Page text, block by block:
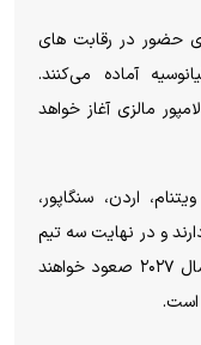
حضور در رقابت های
و اقیانوسیه آماده می‌کنند.
کوالالامپور مالزی آغاز خواهد
اردن، سنگاپور،
و در نهایت سه تیم
برتر به مسابقات پلی‌آف گروه ۲ جهانی در سال ۲۰۲۷ صعود خواهند
است.